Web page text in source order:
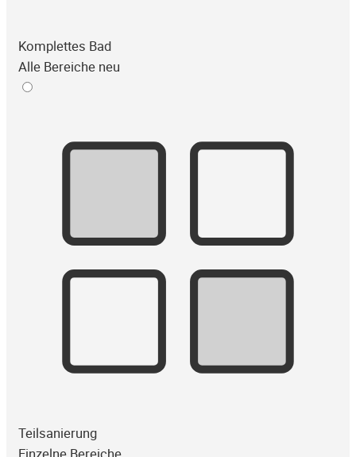
Komplettes Bad
Alle Bereiche neu
Teilsanierung